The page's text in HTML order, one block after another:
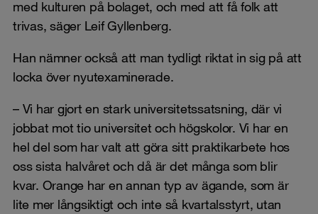
med kulturen på bolaget, och med att få folk att
trivas, säger Leif Gyllenberg.
Han nämner också att man tydligt riktat in sig på att
locka över nyutexaminerade.
– Vi har gjort en stark universitetssatsning, där vi
jobbat mot tio universitet och högskolor. Vi har en
hel del som har valt att göra sitt praktikarbete hos
oss sista halvåret och då är det många som blir
kvar. Orange har en annan typ av ägande, som är
lite mer långsiktigt och inte så kvartalsstyrt, utan